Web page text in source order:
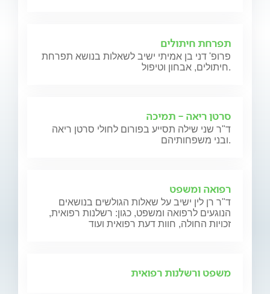
תפרחת חיתולים
פרופ' דני בן אמיתי ישיב לשאלות בנושא תפרחת
חיתולים, אבחון וטיפול.
סרטן ריאה - תמיכה
ד"ר שני שילה תסייע בפורום לחולי סרטן ריאה
ובני משפחותיהם.
רפואה ומשפט
ד"ר רן לין ישיב על שאלות הגולשים בנושאים
הנוגעים לרפואה ומשפט, כגון: רשלנות רפואית,
זכויות החולה, חוות דעת רפואית ועוד
משפט ורשלנות רפואית